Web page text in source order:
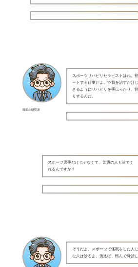
職業の研究家
スポーツリハビリセラピストはね、
ートする仕事だよ。怪我を治すだけ
きるようにリハビリを手伝ったり、
りするんだ。
スポーツ選手だけじゃなくて、普通の人も診てく
れるんですか？
そうだよ。スポーツで怪我をした人
な人は診るよ。例えば、転んで骨折